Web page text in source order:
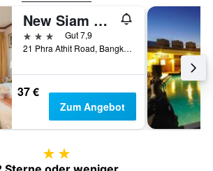
New Siam Riverside
3 Sterne
Gut 7,9
21 Phra Athit Road, Bangkok, Thailand
37 €
Zum Angebot
2 Sterne